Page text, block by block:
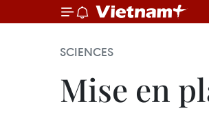
SCIENCES
Mise en